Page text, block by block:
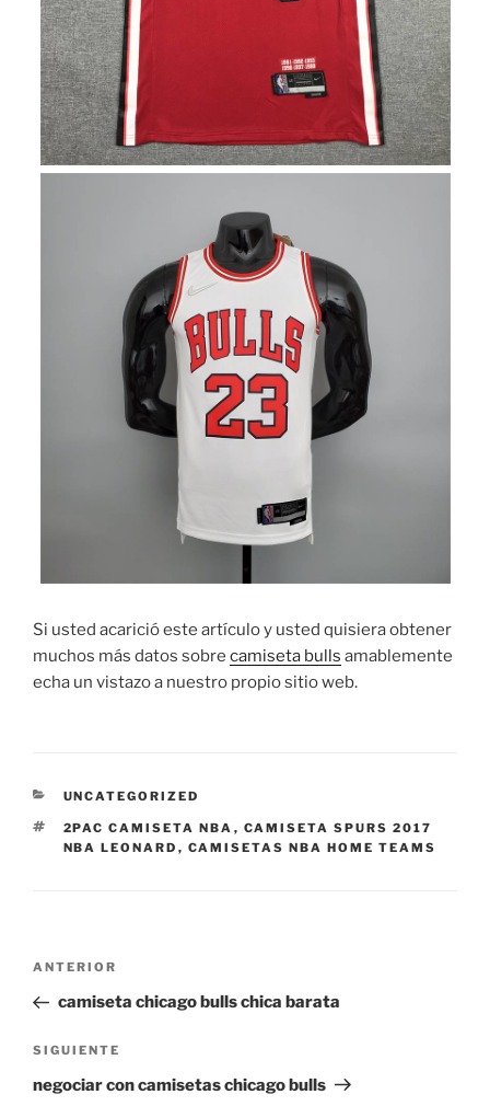
Si usted acarició este artículo y usted quisiera obtener
muchos más datos sobre camiseta bulls amablemente
echa un vistazo a nuestro propio sitio web.
CATEGORÍAS
UNCATEGORIZED
ETIQUETAS
2PAC CAMISETA NBA , CAMISETA SPURS 2017
NBA LEONARD , CAMISETAS NBA HOME TEAMS
Navegación
entradas
Entrada
anterior:
ANTERIOR
camiseta chicago bulls chica barata
Siguiente
entrada
SIGUIENTE
negociar con camisetas chicago bulls